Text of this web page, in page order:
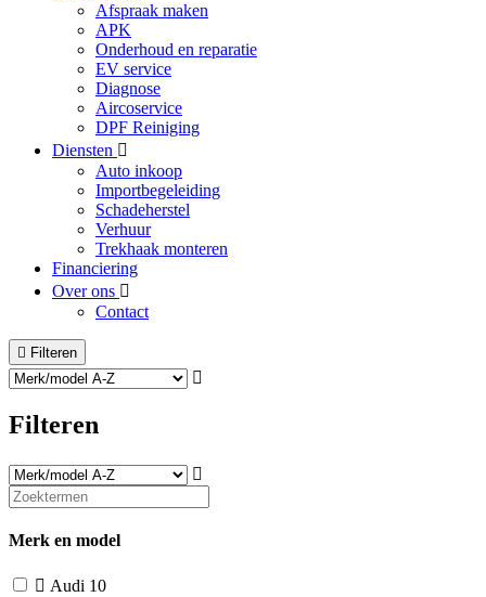
Afspraak maken
APK
Onderhoud en reparatie
EV service
Diagnose
Aircoservice
DPF Reiniging
Diensten
Auto inkoop
Importbegeleiding
Schadeherstel
Verhuur
Trekhaak monteren
Financiering
Over ons
Contact
Filteren
Filteren
Merk en model
Audi 10